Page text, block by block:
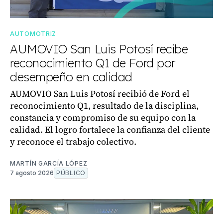
AUTOMOTRIZ
AUMOVIO San Luis Potosí recibe
reconocimiento Q1 de Ford por
desempeño en calidad
AUMOVIO San Luis Potosí recibió de Ford el
reconocimiento Q1, resultado de la disciplina,
constancia y compromiso de su equipo con la
calidad. El logro fortalece la confianza del cliente
y reconoce el trabajo colectivo.
MARTÍN GARCÍA LÓPEZ
7 agosto 2026 PÚBLICO